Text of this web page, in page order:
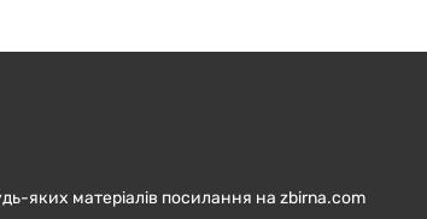
яких матеріалів посилання на zbirna.com